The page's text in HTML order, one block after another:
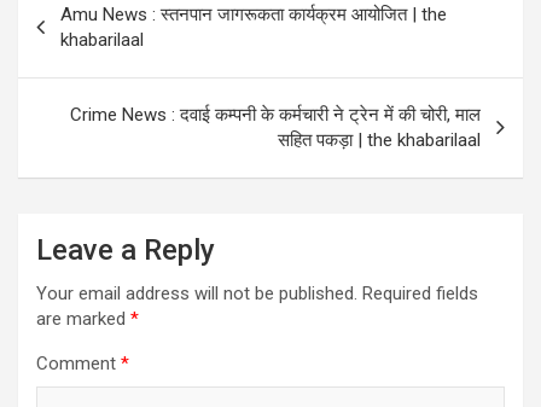
navigation
Amu News : स्तनपान जागरूकता कार्यक्रम आयोजित | the
khabarilaal
Crime News : दवाई कम्पनी के कर्मचारी ने ट्रेन में की चोरी, माल
सहित पकड़ा | the khabarilaal
Leave a Reply
Your email address will not be published. Required fields
are marked *
Comment *